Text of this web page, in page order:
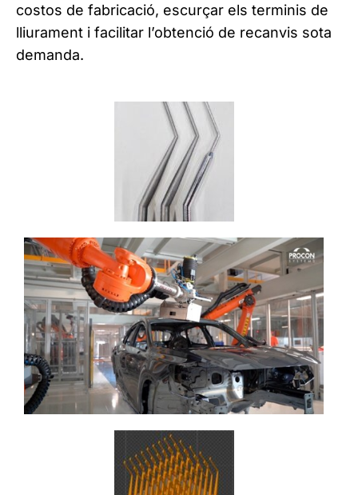
costos de fabricació, escurçar els terminis de
lliurament i facilitar l’obtenció de recanvis sota
demanda.